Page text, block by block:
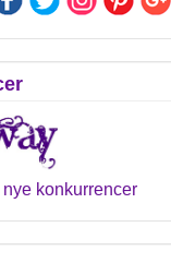
konkurrencer